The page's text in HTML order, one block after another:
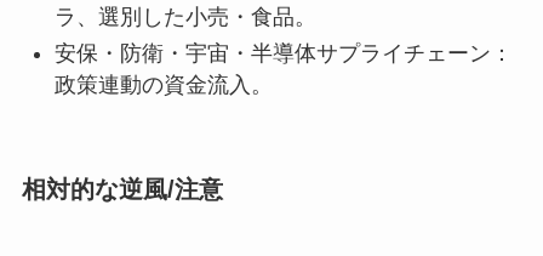
ラ、選別した小売・食品。
安保・防衛・宇宙・半導体サプライチェーン：
政策連動の資金流入。
相対的な逆風/注意